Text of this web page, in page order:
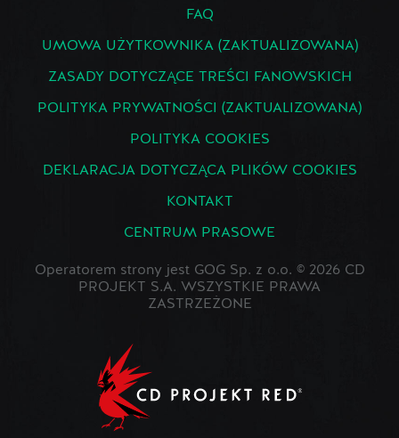
FAQ
UMOWA UŻYTKOWNIKA (ZAKTUALIZOWANA)
ZASADY DOTYCZĄCE TREŚCI FANOWSKICH
POLITYKA PRYWATNOŚCI (ZAKTUALIZOWANA)
POLITYKA COOKIES
DEKLARACJA DOTYCZĄCA PLIKÓW COOKIES
KONTAKT
CENTRUM PRASOWE
Operatorem strony jest GOG Sp. z o.o. © 2026 CD
PROJEKT S.A. WSZYSTKIE PRAWA
ZASTRZEŻONE